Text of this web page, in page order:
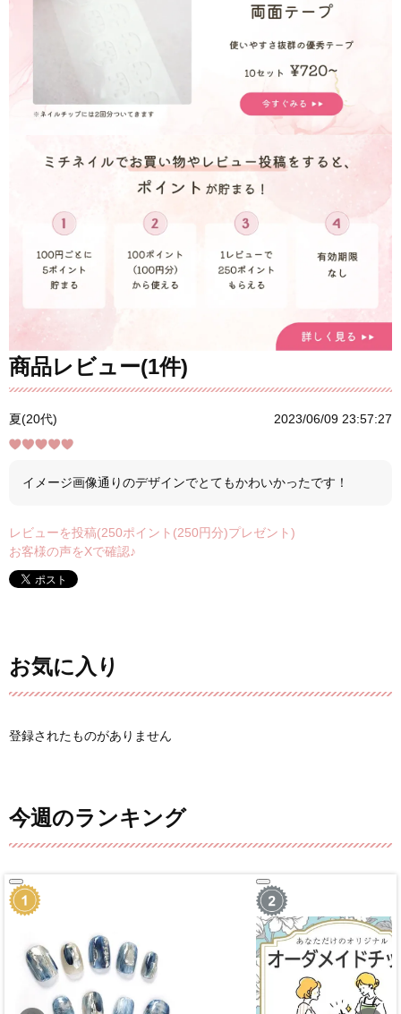
商品レビュー(1件)
夏(20代) 2023/06/09 23:57:27
イメージ画像通りのデザインでとてもかわいかったです！
レビューを投稿(250ポイント(250円分)プレゼント)
お客様の声をXで確認♪
お気に入り
登録されたものがありません
今週のランキング